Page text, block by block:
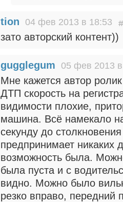
tion 04 фев 2013 в 18:53
зато авторский контент))
gugglegum 05 фев 2013
Мне кажется автор
ДТП скорость на
видимости плохие,
машина. Всё намекало
секунду до
предпринимает никаких
возможность была.
была пуста и с
видно. Можно было
резко вправо,